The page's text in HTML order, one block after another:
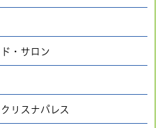
・サロン
リスナパレス